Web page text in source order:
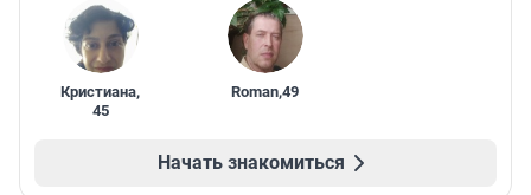
Кристиана,
45
Roman,49
Начать знакомиться